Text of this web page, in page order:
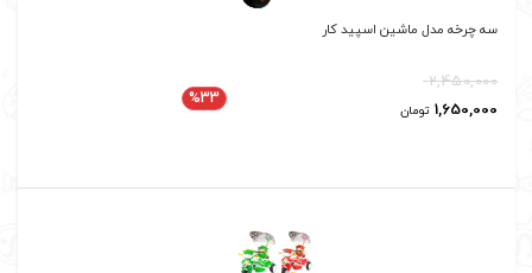
سه چرخه مدل ماشین اسپید کار
2,450,000
1,650,000 تومان
%33